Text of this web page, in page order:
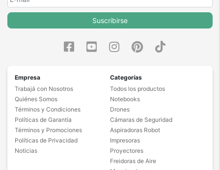
Suscribirse
Empresa
Trabajá con Nosotros
Quiénes Somos
Términos y Condiciones
Políticas de Garantía
Términos y Promociones
Políticas de Privacidad
Noticias
Categorías
Todos los productos
Notebooks
Drones
Cámaras de Seguridad
Aspiradoras Robot
Impresoras
Proyectores
Freidoras de Aire